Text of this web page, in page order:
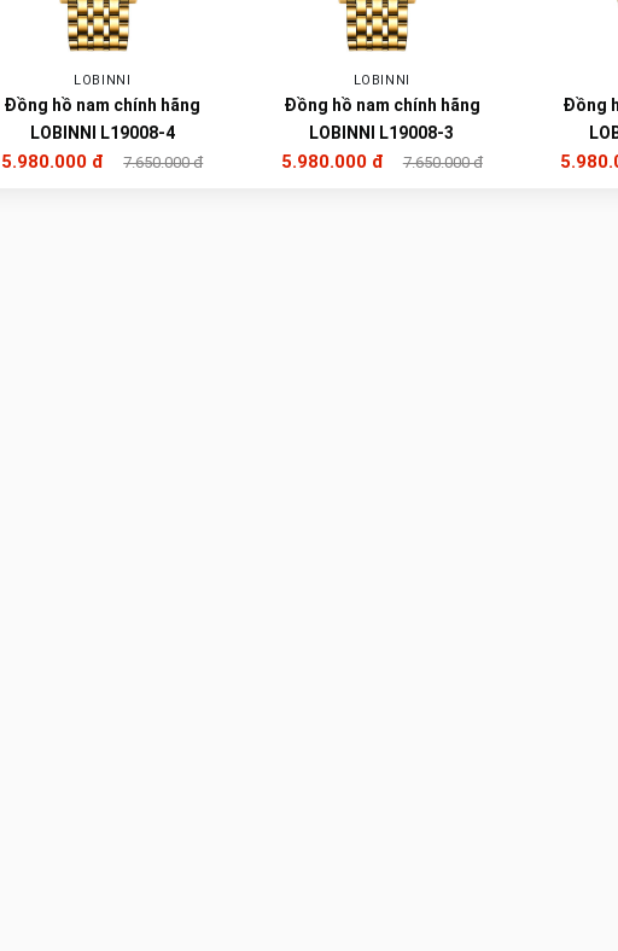
LOBINNI
Đồng hồ nam chính hãng
LOBINNI L19008-4
5.980.000 đ 7.650.000 đ
LOBINNI
Đồng hồ nam chính hãng
LOBINNI L19008-3
5.980.000 đ 7.650.000 đ
Đồng